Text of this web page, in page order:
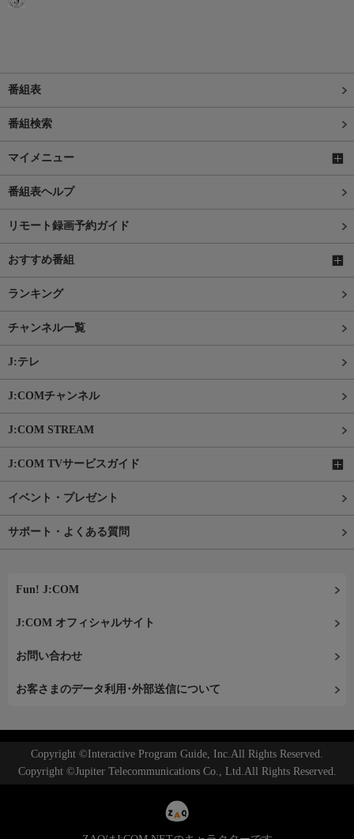
番組表
番組検索
マイメニュー
番組表ヘルプ
リモート録画予約ガイド
おすすめ番組
ランキング
チャンネル一覧
J:テレ
J:COMチャンネル
J:COM STREAM
J:COM TVサービスガイド
イベント・プレゼント
サポート・よくある質問
Fun! J:COM
J:COM オフィシャルサイト
お問い合わせ
お客さまのデータ利用･外部送信について
Copyright ©Interactive Program Guide, Inc.All Rights Reserved.
Copyright ©Jupiter Telecommunications Co., Ltd.All Rights Reserved.